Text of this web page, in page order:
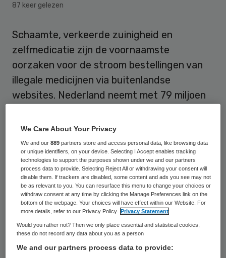
87 keer gelezen
Schaamte, verkeerde zuinigheid en
zelfmedicatie zijn de voornaamste
oorzaken voor de stroom bestellingen van
illegale medicijnen via buitenlandse
websites. Nederland neemt met 79 miljoen
positie in. In Duitsland bestelt 38 procent
van de bevolking pillen en poeders via
internet, jaarlijks goed voor 2,7 miljard euro.
Italianen zijn Europees koploper met 3,5
miljard euro.
10 procent van de Nederlandse bevolking
bestelt wel eens geneesmiddelen of
We Care About Your Privacy
We and our889 partners store and access personal data, like browsing data
or unique identifiers, on your device. Selecting I Accept enables tracking
technologies to support the purposes shown under we and our partners
process data to provide. Selecting Reject All or withdrawing your consent will
disable them. If trackers are disabled, some content and ads you see may not
be as relevant to you. You can resurface this menu to change your choices or
withdraw consent at any time by clicking the Manage Preferences link on the
bottom of the webpage. Your choices will have effect within our Website. For
more details, refer to our Privacy Policy.
Privacy Statement
Would you rather not? Then we only place essential and statistical cookies,
these do not record any data about you as a person
We and our partners process data to provide: